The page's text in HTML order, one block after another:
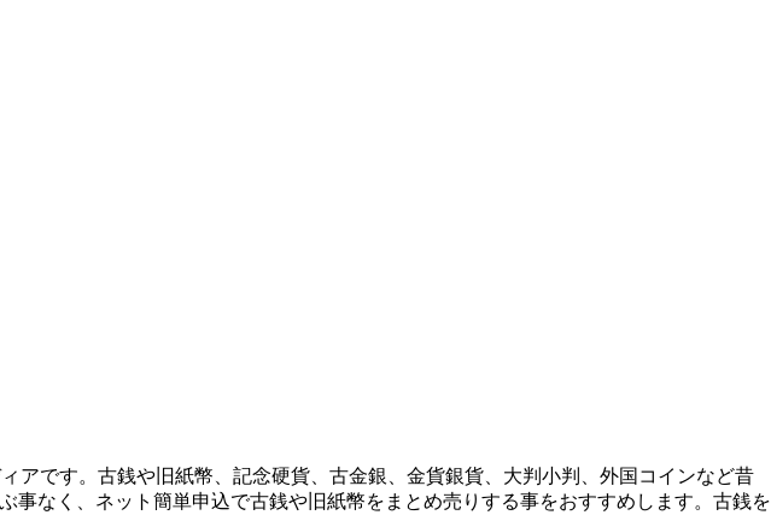
です。古銭や旧紙幣、記念硬貨、古金銀、金貨銀貨、大判小判、外国コインなど昔
なく、ネット簡単申込で古銭や旧紙幣をまとめ売りする事をおすすめします。古銭を